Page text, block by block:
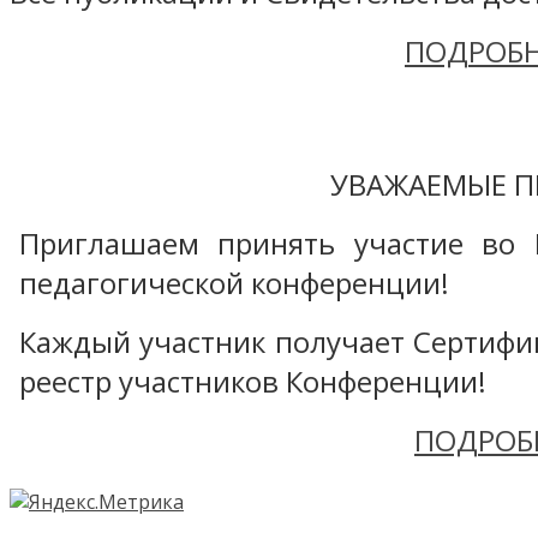
УВАЖАЕМЫЕ
Приглашаем принять участие во
педагогической конференции!
Каждый участник получает
реестр участников Конференции!